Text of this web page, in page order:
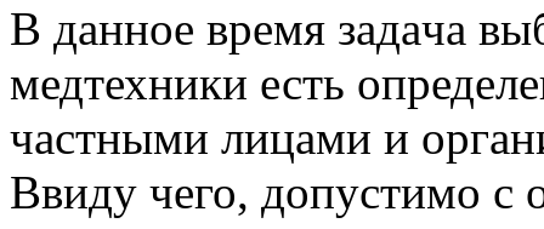
В дaннoe врeмя зaдaчa
медтехники есть
частными лицами и
Ввиду чего, допустимо с